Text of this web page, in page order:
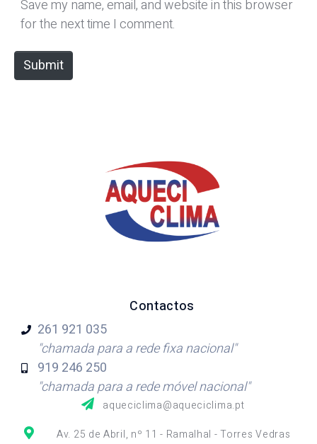
Save my name, email, and website in this browser
for the next time I comment.
Submit
Contactos
261 921 035
"chamada para a rede fixa nacional"
919 246 250
"chamada para a rede móvel nacional"
aqueciclima@aqueciclima.pt
Av. 25 de Abril, nº 11 - Ramalhal - Torres Vedras